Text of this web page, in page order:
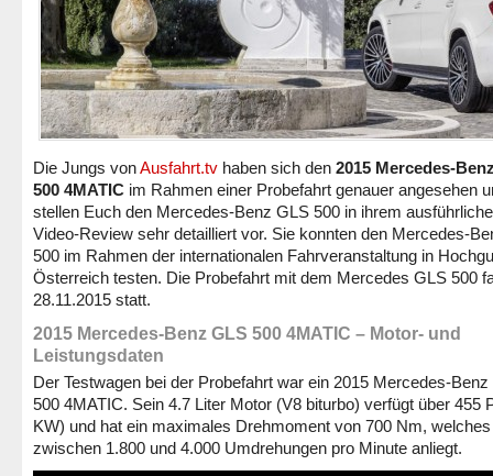
Die Jungs vonAusfahrt.tv haben sich den 2015 Mercedes-
500 4MATIC im Rahmen einer Probefahrt genauer angesehen
stellen Euch den Mercedes-Benz GLS 500 in ihrem
Video-Review sehr detailliert vor. Sie konnten den Mercedes-
500 im Rahmen der internationalen Fahrveranstaltung in
Österreich testen. Die Probefahrt mit dem Mercedes GLS 500
28.11.2015 statt.
2015 Mercedes-Benz GLS 500 4MATIC – Motor- und
Leistungsdaten
Der Testwagen bei der Probefahrt war ein 2015 Mercedes-Benz
500 4MATIC. Sein 4.7 Liter Motor (V8 biturbo) verfügt über 455
KW) und hat ein maximales Drehmoment von 700 Nm, welches
zwischen 1.800 und 4.000 Umdrehungen pro Minute anliegt.